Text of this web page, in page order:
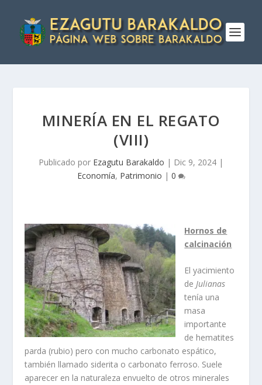
MINERÍ­A EN EL REGATO
(VIII)
Publicado por Ezagutu Barakaldo | Dic 9, 2024 |
Economía, Patrimonio | 0
Hornos de
calcinación
El yacimiento
deJulianas
tení­a una
masa
importante
de hematites
parda (rubio) pero con mucho carbonato espático,
también lla­mado siderita o carbonato ferroso. Suele
aparecer en la naturaleza envuelto de otros minerales